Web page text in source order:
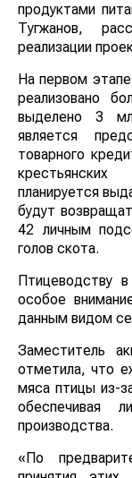
продуктами
Тугжанов,
реализации
На первом этапе
реализовано
выделено 3
является
товарного
планируется
будут
42 личным
голов скота.
Птицеводству
особое
данным видом
Заместитель
отметила, что
мяса птицы из-
обеспечивая
производства.
«По